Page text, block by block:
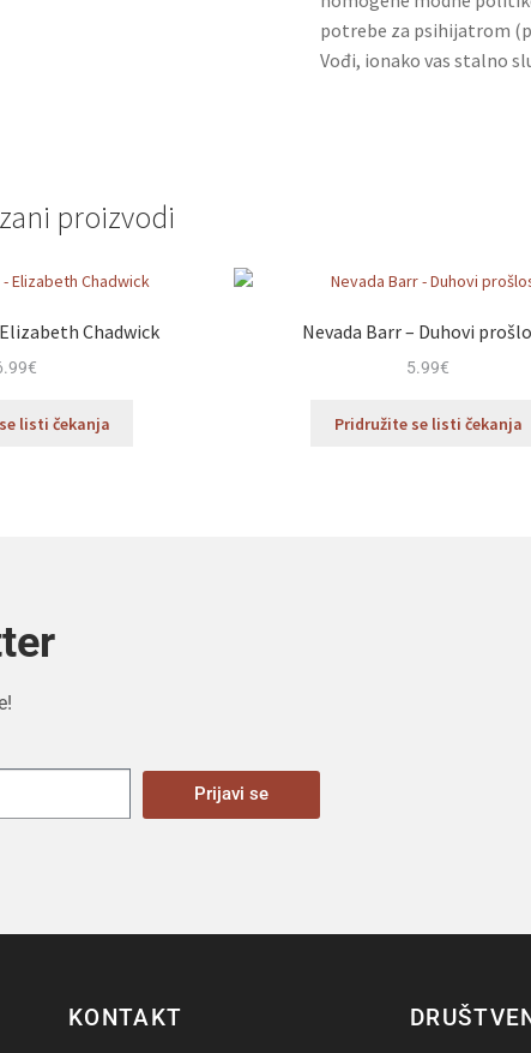
potrebe za psihijatrom
Vođi, ionako vas stalno
proizvodi
Chadwick
€
listi čekanja
Nevada Barr – Duhovi
5.99€
Pridružite se listi čekanja
Prijavi se
KONTAKT